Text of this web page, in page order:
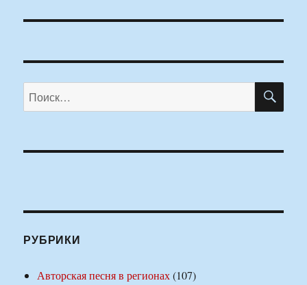
Искать:
РУБРИКИ
Авторская песня в регионах(107)